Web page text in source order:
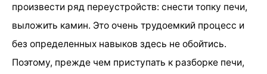
произвести ряд переустройств: снести топку печи,
выложить камин. Это очень трудоемкий процесс и
без определенных навыков здесь не обойтись.
Поэтому, прежде чем приступать к разборке печи,